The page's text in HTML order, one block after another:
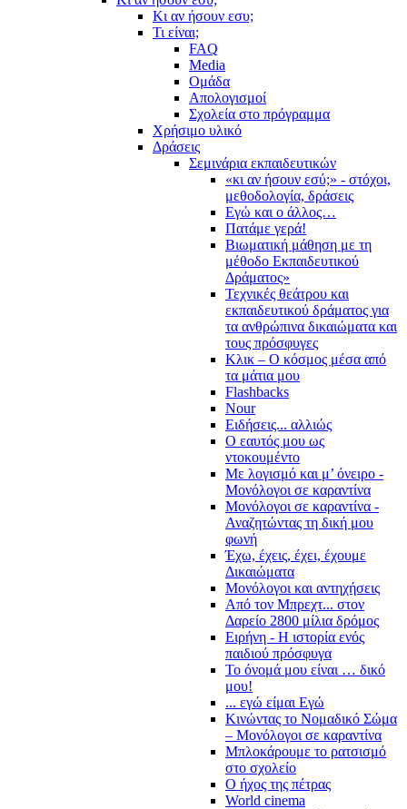
Κι αν ήσουν εσυ;
Τι είναι;
FAQ
Media
Ομάδα
Απολογισμοί
Σχολεία στο πρόγραμμα
Χρήσιμο υλικό
Δράσεις
Σεμινάρια εκπαιδευτικών
«κι αν ήσουν εσύ;» - στόχοι,
μεθοδολογία, δράσεις
Εγώ και ο άλλος…
Πατάμε γερά!
Βιωματική μάθηση με τη
μέθοδο Εκπαιδευτικού
Δράματος»
Τεχνικές θεάτρου και
εκπαιδευτικού δράματος για
τα ανθρώπινα δικαιώματα και
τους πρόσφυγες
Κλικ – Ο κόσμος μέσα από
τα μάτια μου
Flashbacks
Nour
Ειδήσεις... αλλιώς
Ο εαυτός μου ως
ντοκουμέντο
Με λογισμό και μ’ όνειρο -
Μονόλογοι σε καραντίνα
Μονόλογοι σε καραντίνα -
Αναζητώντας τη δική μου
φωνή
Έχω, έχεις, έχει, έχουμε
Δικαιώματα
Μονόλογοι και αντηχήσεις
Από τον Μπρεχτ... στον
Δαρείο 2800 μίλια δρόμος
Ειρήνη - Η ιστορία ενός
παιδιού πρόσφυγα
Το όνομά μου είναι … δικό
μου!
... εγώ είμαι Εγώ
Κινώντας το Νομαδικό Σώμα
– Μονόλογοι σε καραντίνα
Μπλοκάρουμε το ρατσισμό
στο σχολείο
Ο ήχος της πέτρας
World cinema